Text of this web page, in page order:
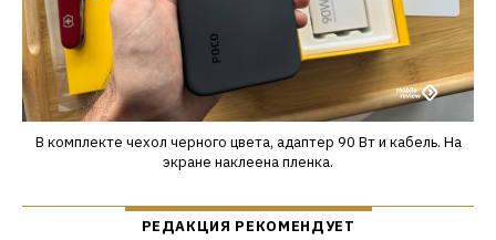
В комплекте чехол черного цвета, адаптер 90 Вт и кабель. На
экране наклеена пленка.